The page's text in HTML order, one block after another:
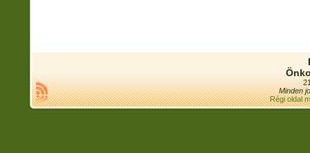
Minden
Régi oldal